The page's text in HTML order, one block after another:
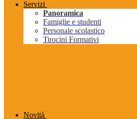
Servizi
Panoramica
Famiglie e studenti
Personale scolastico
Tirocini Formativi
Novità